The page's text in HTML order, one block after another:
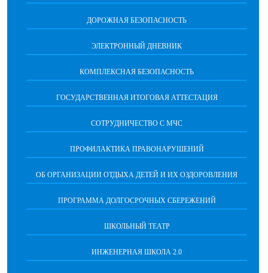
ДОРОЖНАЯ БЕЗОПАСНОСТЬ
ЭЛЕКТРОННЫЙ ДНЕВНИК
КОМПЛЕКСНАЯ БЕЗОПАСНОСТЬ
ГОСУДАРСТВЕННАЯ ИТОГОВАЯ АТТЕСТАЦИЯ
CОТРУДНИЧЕСТВО С МЧС
ПРОФИЛАКТИКА ПРАВОНАРУШЕНИЙ
ОБ ОРГАНИЗАЦИИ ОТДЫХА ДЕТЕЙ И ИХ ОЗДОРОВЛЕНИЯ
ПРОГРАММА ДОЛГОСРОЧНЫХ СБЕРЕЖЕНИЙ
ШКОЛЬНЫЙ ТЕАТР
ИНЖЕНЕРНАЯ ШКОЛА 2.0